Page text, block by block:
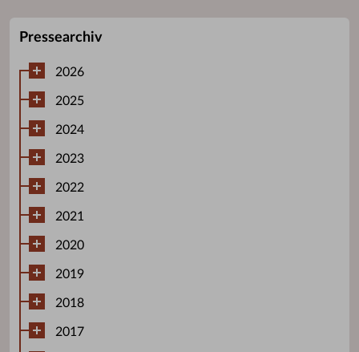
Pressearchiv
2026
2025
2024
2023
2022
2021
2020
2019
2018
2017